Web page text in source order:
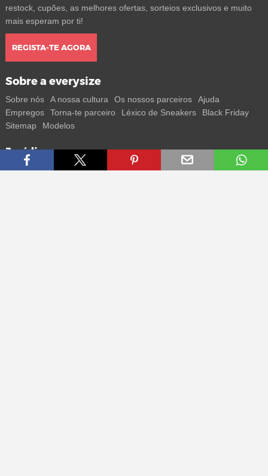
restock, cupões, as melhores ofertas, sorteios exclusivos e muito
mais esperam por ti!
REGISTA-TE AGORA
Sobre a everysize
Sobre nós A nossa cultura Os nossos parceiros
Ajuda
Empregos
Torna-te parceiro Léxico de Sneakers
Black Friday
Sitemap
Modelos
Jurídico
Termos Privacidade Impressum Contacto